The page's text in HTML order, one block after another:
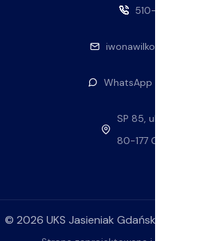
510-146-069
WhatsApp — napisz do
SP 85, ul. Stolema
80-177 Gdańsk
© 2026 UKS Jasieniak Gdańsk.